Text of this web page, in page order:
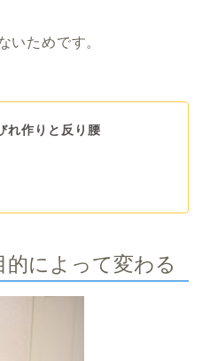
いためです。
れ作りと反り腰
的によって変わる